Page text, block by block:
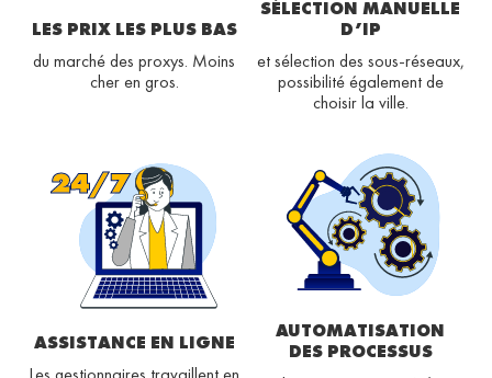
LES PRIX LES PLUS BAS
du marché des proxys. Moins
cher en gros.
SÉLECTION MANUELLE
D’IP
et sélection des sous-réseaux,
possibilité également de
choisir la ville.
ASSISTANCE EN LIGNE
AUTOMATISATION
DES PROCESSUS